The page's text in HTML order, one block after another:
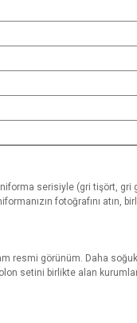
serisiyle (gri tişört,
fotoğrafını atın,
resmi görünüm. Daha
setini birlikte alan